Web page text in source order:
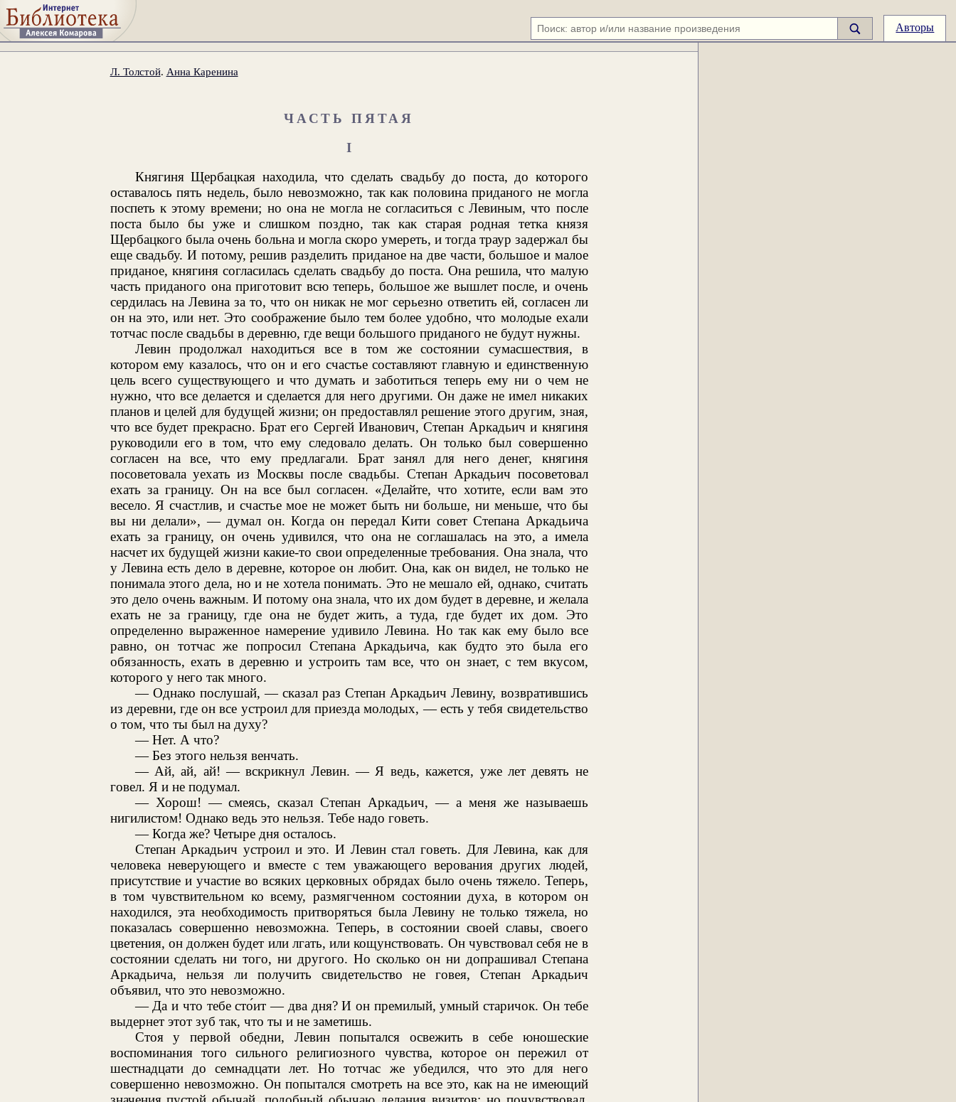
Авторы
Л. Толстой. Анна Каренина
ЧАСТЬ ПЯТАЯ
I
Княгиня Щербацкая находила, что сделать свадьбу до поста, до которого
оставалось пять недель, было невозможно, так как половина приданого не могла
поспеть к этому времени; но она не могла не согласиться с Левиным, что после
поста было бы уже и слишком поздно, так как старая родная тетка князя
Щербацкого была очень больна и могла скоро умереть, и тогда траур задержал бы
еще свадьбу. И потому, решив разделить приданое на две части, большое и малое
приданое, княгиня согласилась сделать свадьбу до поста. Она решила, что малую
часть приданого она приготовит всю теперь, большое же вышлет после, и очень
сердилась на Левина за то, что он никак не мог серьезно ответить ей, согласен ли
он на это, или нет. Это соображение было тем более удобно, что молодые ехали
тотчас после свадьбы в деревню, где вещи большого приданого не будут нужны.
Левин продолжал находиться все в том же состоянии сумасшествия, в
котором ему казалось, что он и его счастье составляют главную и единственную
цель всего существующего и что думать и заботиться теперь ему ни о чем не
нужно, что все делается и сделается для него другими. Он даже не имел никаких
планов и целей для будущей жизни; он предоставлял решение этого другим, зная,
что все будет прекрасно. Брат его Сергей Иванович, Степан Аркадьич и княгиня
руководили его в том, что ему следовало делать. Он только был совершенно
согласен на все, что ему предлагали. Брат занял для него денег, княгиня
посоветовала уехать из Москвы после свадьбы. Степан Аркадьич посоветовал
ехать за границу. Он на все был согласен. «Делайте, что хотите, если вам это
весело. Я счастлив, и счастье мое не может быть ни больше, ни меньше, что бы
вы ни делали», — думал он. Когда он передал Кити совет Степана Аркадьича
ехать за границу, он очень удивился, что она не соглашалась на это, а имела
насчет их будущей жизни какие-то свои определенные требования. Она знала, что
у Левина есть дело в деревне, которое он любит. Она, как он видел, не только не
понимала этого дела, но и не хотела понимать. Это не мешало ей, однако, считать
это дело очень важным. И потому она знала, что их дом будет в деревне, и желала
ехать не за границу, где она не будет жить, а туда, где будет их дом. Это
определенно выраженное намерение удивило Левина. Но так как ему было все
равно, он тотчас же попросил Степана Аркадьича, как будто это была его
обязанность, ехать в деревню и устроить там все, что он знает, с тем вкусом,
которого у него так много.
— Однако послушай, — сказал раз Степан Аркадьич Левину, возвратившись
из деревни, где он все устроил для приезда молодых, — есть у тебя свидетельство
о том, что ты был на духу?
— Нет. А что?
— Без этого нельзя венчать.
— Ай, ай, ай! — вскрикнул Левин. — Я ведь, кажется, уже лет девять не
говел. Я и не подумал.
— Хорош! — смеясь, сказал Степан Аркадьич, — а меня же называешь
нигилистом! Однако ведь это нельзя. Тебе надо говеть.
— Когда же? Четыре дня осталось.
Степан Аркадьич устроил и это. И Левин стал говеть. Для Левина, как для
человека неверующего и вместе с тем уважающего верования других людей,
присутствие и участие во всяких церковных обрядах было очень тяжело. Теперь,
в том чувствительном ко всему, размягченном состоянии духа, в котором он
находился, эта необходимость притворяться была Левину не только тяжела, но
показалась совершенно невозможна. Теперь, в состоянии своей славы, своего
цветения, он должен будет или лгать, или кощунствовать. Он чувствовал себя не в
состоянии сделать ни того, ни другого. Но сколько он ни допрашивал Степана
Аркадьича, нельзя ли получить свидетельство не говея, Степан Аркадьич
объявил, что это невозможно.
— Да и что тебе сто́ит — два дня? И он премилый, умный старичок. Он тебе
выдернет этот зуб так, что ты и не заметишь.
Стоя у первой обедни, Левин попытался освежить в себе юношеские
воспоминания того сильного религиозного чувства, которое он пережил от
шестнадцати до семнадцати лет. Но тотчас же убедился, что это для него
совершенно невозможно. Он попытался смотреть на все это, как на не имеющий